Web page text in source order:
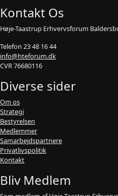
Kontakt Os
Høje-Taastrup Erhvervsforum
Telefon 23 48 16 44
info@hteforum.dk
CVR 76680116
Diverse sider
Om os
Strategi
Bestyrelsen
Medlemmer
Samarbejdspartnere
Privatlivspolitik
Kontakt
Bliv Medlem